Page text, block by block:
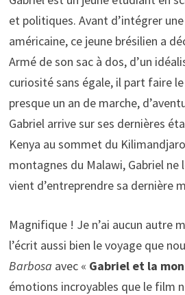
et politiques. Avant d’intégrer
américaine, ce jeune brésilien a
Armé de son sac à dos, d’un
curiosité sans égale, il part faire
presque un an de marche,
Gabriel arrive sur ses dernières
Kenya au sommet du
montagnes du Malawi, Gabriel ne
vient d’entreprendre sa dernière
Magnifique ! Je n’ai aucun autre
l’écrit aussi bien le voyage que
Barbosa avec « Gabriel et la
émotions incroyables que le film